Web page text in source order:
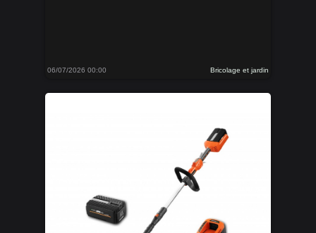
06/07/2026 00:00 Bricolage et jardin